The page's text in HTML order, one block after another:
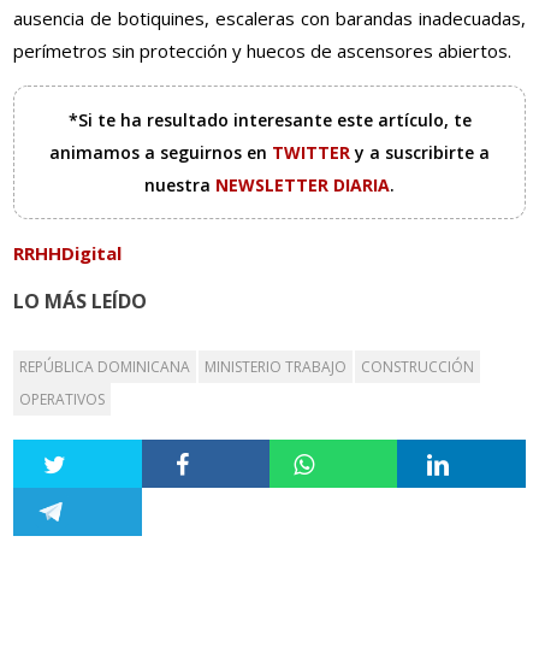
ausencia de botiquines, escaleras con barandas inadecuadas,
perímetros sin protección y huecos de ascensores abiertos.
*Si te ha resultado interesante este artículo, te
animamos a seguirnos en TWITTERy a suscribirte a
nuestra NEWSLETTER DIARIA.
RRHHDigital
LO MÁS LEÍDO
REPÚBLICA DOMINICANA MINISTERIO TRABAJO
CONSTRUCCIÓN
OPERATIVOS